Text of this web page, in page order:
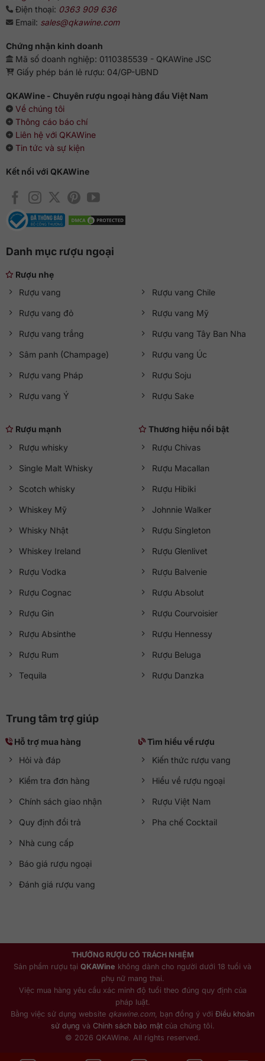
Dư vị: Cái kết dài, khô với sự phức tạp của mùi cỏ cháy,
khói lạnh, trái cây, cà phê cùng mật ong rừng ngọt dịu.
Tốt nhất nên thưởng thức rượu theo kiểu nguyên bản hoặc
đem ướp lạnh sâu để dịu cổ họng hơn. Hoặc sau khi nhấm
rượu bạn uống một chút nước lạnh để đỡ lâng lâng trong
Điện thoại: 0363 909 636
Email: sales@qkawine.com
Chứng nhận kinh doanh
Mã số doanh nghiệp: 0110385539 - QKAWine JSC
Giấy phép bán lẻ rượu: 04/GP-UBND
QKAWine - Chuyên rượu ngoại hàng đầu Việt Nam
Về chúng tôi
Thông cáo báo chí
Liên hệ với QKAWine
Tin tức và sự kiện
Kết nối với QKAWine
Danh mục rượu ngoại
Rượu nhẹ
Rượu vang
Rượu vang đỏ
Rượu vang trắng
Sâm panh (Champage)
Rượu vang Pháp
Rượu vang Ý
Rượu vang Chile
Rượu vang Mỹ
Rượu vang Tây Ban Nha
Rượu vang Úc
Rượu Soju
Rượu Sake
Rượu mạnh
Rượu whisky
Single Malt Whisky
Scotch whisky
Whiskey Mỹ
Whisky Nhật
Whiskey Ireland
Rượu Vodka
Rượu Cognac
Rượu Gin
Rượu Absinthe
Rượu Rum
Tequila
Thương hiệu nổi bật
Rượu Chivas
Rượu Macallan
Rượu Hibiki
Johnnie Walker
Rượu Singleton
Rượu Glenlivet
Rượu Balvenie
Rượu Absolut
Rượu Courvoisier
Rượu Hennessy
Rượu Beluga
Rượu Danzka
Trung tâm trợ giúp
Hỗ trợ mua hàng
Hỏi và đáp
Kiểm tra đơn hàng
Chính sách giao nhận
Quy định đổi trả
Nhà cung cấp
Báo giá rượu ngoại
Đánh giá rượu vang
Tìm hiểu về rượu
Kiến thức rượu vang
Hiểu về rượu ngoại
Rượu Việt Nam
Pha chế Cocktail
THƯỞNG RƯỢU CÓ TRÁCH NHIỆM
Sản phẩm rượu tại QKAWine không dành cho người dưới 18 tuổi và
phụ nữ mang thai.
Việc mua hàng yêu cầu xác minh độ tuổi theo đúng quy định của
pháp luật.
Bằng việc sử dụng website qkawine.com , bạn đồng ý với Điều khoản
sử dụng và Chính sách bảo mậtcủa chúng tôi.
© 2026 QKAWine. All rights reserved.